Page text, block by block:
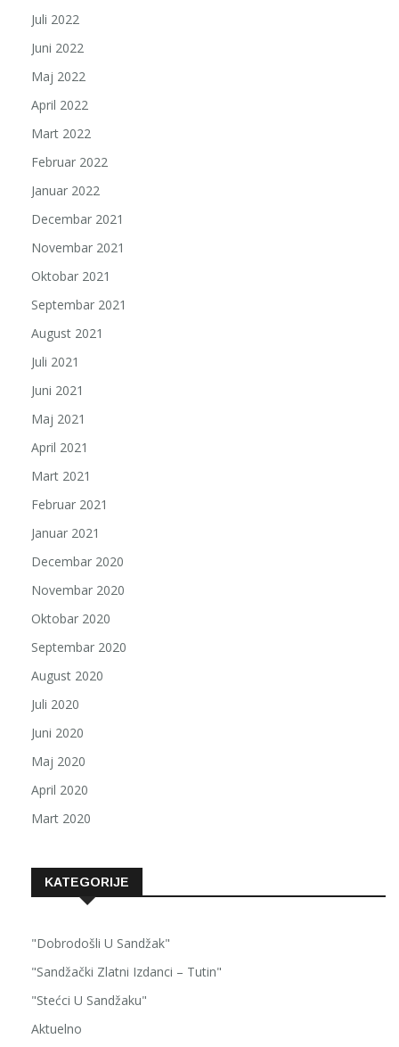
Juli 2022
Juni 2022
Maj 2022
April 2022
Mart 2022
Februar 2022
Januar 2022
Decembar 2021
Novembar 2021
Oktobar 2021
Septembar 2021
August 2021
Juli 2021
Juni 2021
Maj 2021
April 2021
Mart 2021
Februar 2021
Januar 2021
Decembar 2020
Novembar 2020
Oktobar 2020
Septembar 2020
August 2020
Juli 2020
Juni 2020
Maj 2020
April 2020
Mart 2020
KATEGORIJE
"Dobrodošli U Sandžak"
"Sandžački Zlatni Izdanci – Tutin"
"Stećci U Sandžaku"
Aktuelno